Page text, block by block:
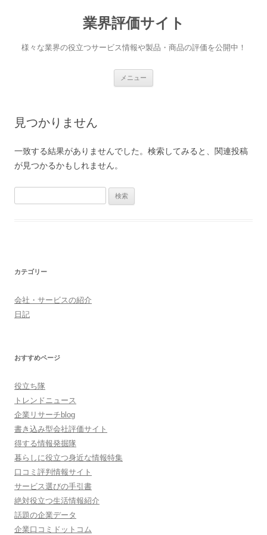
業界評価サイト
様々な業界の役立つサービス情報や製品・商品の評価を公開中！
メニュー
見つかりません
一致する結果がありませんでした。検索してみると、関連投稿
が見つかるかもしれません。
カテゴリー
会社・サービスの紹介
日記
おすすめページ
役立ち隊
トレンドニュース
企業リサーチblog
書き込み型会社評価サイト
得する情報発掘隊
暮らしに役立つ身近な情報特集
口コミ評判情報サイト
サービス選びの手引書
絶対役立つ生活情報紹介
話題の企業データ
企業口コミドットコム